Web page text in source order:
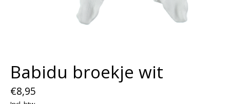
Babidu broekje wit
€8,95